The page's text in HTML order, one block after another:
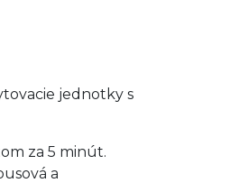
jednotky s
za 5 minút.
a